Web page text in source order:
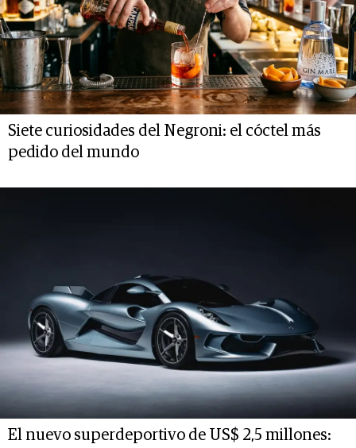
Siete curiosidades del Negroni: el cóctel más
pedido del mundo
El nuevo superdeportivo de US$ 2,5 millones: